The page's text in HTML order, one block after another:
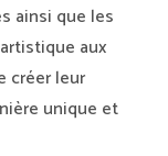
ainsi que les
aux
créer leur
unique et